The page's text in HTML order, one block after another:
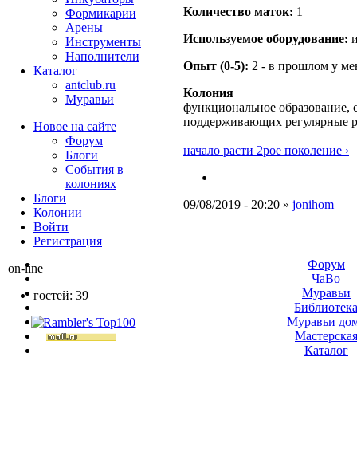
Количество маток: 1
Используемое оборудование:
Опыт (0-5): 2 - в прошлом у
Колония
функциональное образование,
поддерживающих регулярные
начало расти 2рое поколение ›
09/08/2019 - 20:20 » jonihom
Формикарии
Арены
Инструменты
Наполнители
Каталог
antclub.ru
Муравьи
Новое на сайте
Форум
Блоги
События в
колониях
Блоги
Колонии
Войти
Peгиcтpaция
on-line
гостей: 39
Форум
ЧаВо
Муравьи
Муравьи
Мастерская
Каталог